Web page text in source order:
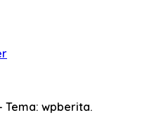
Tema: wpberita.